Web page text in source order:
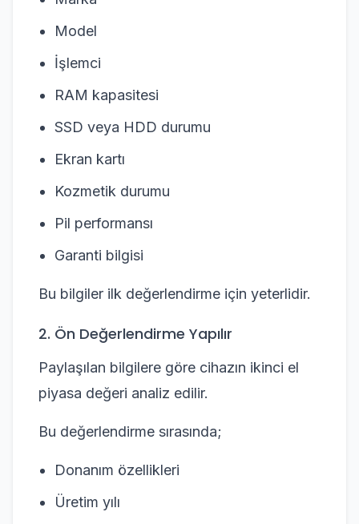
Model
İşlemci
RAM kapasitesi
SSD veya HDD durumu
Ekran kartı
Kozmetik durumu
Pil performansı
Garanti bilgisi
Bu bilgiler ilk değerlendirme için yeterlidir.
2. Ön Değerlendirme Yapılır
Paylaşılan bilgilere göre cihazın ikinci el
piyasa değeri analiz edilir.
Bu değerlendirme sırasında;
Donanım özellikleri
Üretim yılı